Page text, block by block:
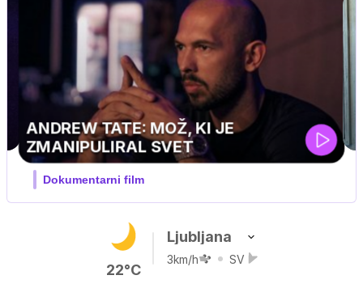
MOJ PRIJATELJ PINGVIN
Film meseca / družinski, pustolovski
22°C
Ljubljana
3km/h SV